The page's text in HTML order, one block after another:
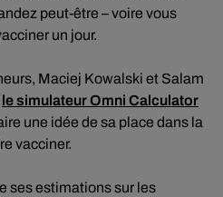
peut-être – voire vous
un jour.
Maciej Kowalski et Salam
le simulateur Omni Calculator
une idée de sa place dans la
vacciner.
ses estimations sur les